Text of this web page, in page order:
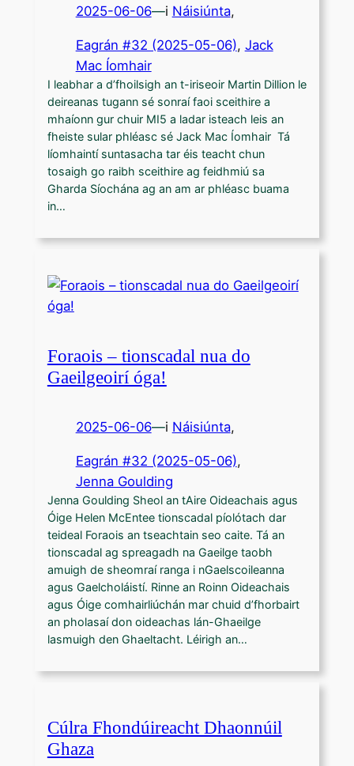
2025-06-06—i Náisiúnta,
Eagrán #32 (2025-05-06), Jack
Mac Íomhair
I leabhar a d’fhoilsigh an t-iriseoir Martin Dillion le
deireanas tugann sé sonraí faoi sceithire a
mhaíonn gur chuir MI5 a ladar isteach leis an
fheiste sular phléasc sé Jack Mac Íomhair Tá
líomhaintí suntasacha tar éis teacht chun
tosaigh go raibh sceithire ag feidhmiú sa
Gharda Síochána ag an am ar phléasc buama
in…
Foraois – tionscadal nua do
Gaeilgeoirí óga!
2025-06-06—i Náisiúnta,
Eagrán #32 (2025-05-06)
Jenna Goulding
Jenna Goulding Sheol an tAire Oideachais agus
Óige Helen McEntee tionscadal píolótach dar
teideal Foraois an tseachtain seo caite. Tá an
tionscadal ag spreagadh na Gaeilge taobh
amuigh de sheomraí ranga i nGaelscoileanna
agus Gaelcholáistí. Rinne an Roinn Oideachais
agus Óige comhairliúchán mar chuid d’fhorbairt
an pholasaí don oideachas lán-Ghaeilge
lasmuigh den Ghaeltacht. Léirigh an…
Cúlra Fhondúireacht Dhaonnúil
Ghaza